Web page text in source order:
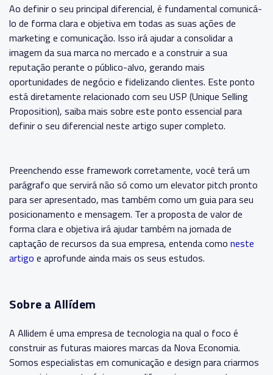
Ao definir o seu principal diferencial, é fundamental comunicá-
lo de forma clara e objetiva em todas as suas ações de
marketing e comunicação. Isso irá ajudar a consolidar a
imagem da sua marca no mercado e a construir a sua
reputação perante o público-alvo, gerando mais
oportunidades de negócio e fidelizando clientes. Este ponto
está diretamente relacionado com seu USP (Unique Selling
Proposition), saiba mais sobre este ponto essencial para
definir o seu diferencial neste artigo super completo.
Preenchendo esse framework corretamente, você terá um
parágrafo que servirá não só como um elevator pitch pronto
para ser apresentado, mas também como um guia para seu
posicionamento e mensagem. Ter a proposta de valor de
forma clara e objetiva irá ajudar também na jornada de
captação de recursos da sua empresa, entenda como neste
artigo e aprofunde ainda mais os seus estudos.
Sobre a Allídem
A Allidem é uma empresa de tecnologia na qual o foco é
construir as futuras maiores marcas da Nova Economia.
Somos especialistas em comunicação e design para criarmos